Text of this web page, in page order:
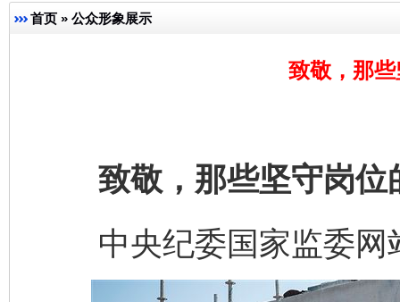
首页 » 公众形象展示
致敬，那
致敬，那些坚守岗位
中央纪委国家监委网